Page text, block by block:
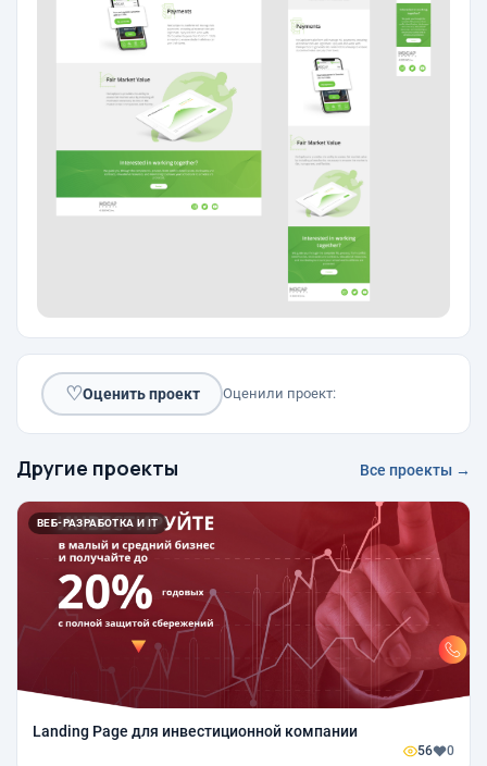
♡Оценить проект Оценили проект:
Другие проекты Все проекты →
ВЕБ-РАЗРАБОТКА И IT
Landing Page для инвестиционной компании
56 0